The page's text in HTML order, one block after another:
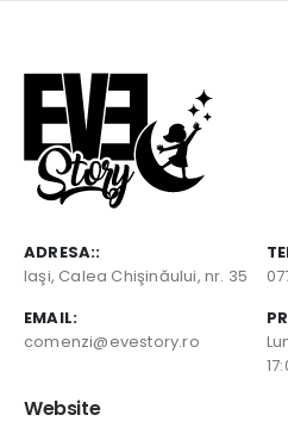
ADRESA::
Iaşi, Calea Chişinăului, nr. 35
EMAIL:
comenzi@evestory.ro
Website